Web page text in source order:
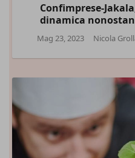
Confimprese-
dinamica
Mag 23, 2023 Nicola